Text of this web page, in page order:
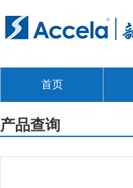
首页
产品查询